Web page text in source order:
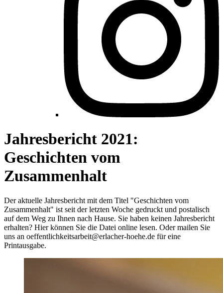
Jahresbericht 2021:
Geschichten vom
Zusammenhalt
Der aktuelle Jahresbericht mit dem Titel "Geschichten vom
Zusammenhalt" ist seit der letzten Woche gedruckt und postalisch
auf dem Weg zu Ihnen nach Hause. Sie haben keinen Jahresbericht
erhalten? Hier können Sie die Datei online lesen. Oder mailen Sie
uns an oeffentlichkeitsarbeit@erlacher-hoehe.de für eine
Printausgabe.